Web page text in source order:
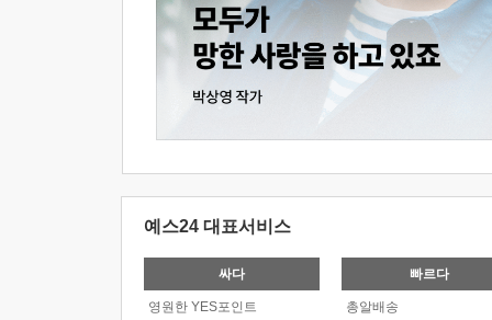
예스24 대표서비스
싸다
영원한 YES포인트
빠르다
총알배송